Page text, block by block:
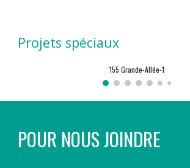
Projets spéciaux
155 Grande-Allée-1
POUR NOUS JOINDRE